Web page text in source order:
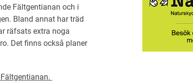
Fältgentianan och i
Bland annat har träd
räfsats extra noga
Det finns också planer